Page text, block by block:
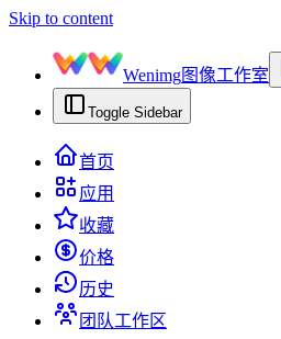
Skip to content
Wenimg图像工作室
Toggle Sidebar
首页
应用
收藏
价格
历史
团队工作区